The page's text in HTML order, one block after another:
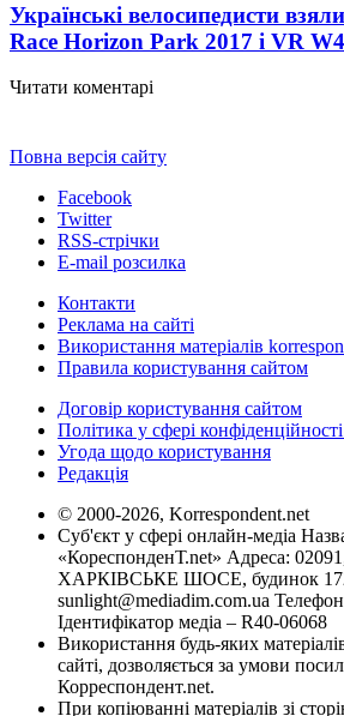
Українські велосипедисти
Race Horizon Park 2017 і VR W4
Читати коментарі
Повна версія сайту
Facebook
Twitter
RSS-стрічки
E-mail розсилка
Контакти
Реклама на сайті
Використання матеріалів
Правила користування сайтом
Договір користування сайтом
Політика у сфері
Угода щодо користування
Редакція
© 2000-2026, Korrespondent.net
Суб'єкт у сфері онлайн-медіа
«КореспонденТ.net» Адреса:
ХАРКІВСЬКЕ ШОСЕ, будинок
sunlight@mediadim.com.ua
Ідентифікатор медіа – R40-06068
Використання будь-яких
сайті, дозволяється за умови
Корреспондент.net.
При копіюванні матеріалів зі